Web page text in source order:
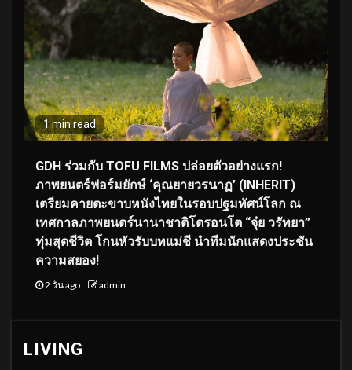
1 min read
GDH ร่วมกับ TOFU FILMS ปล่อยตัวอย่างแรก!
ภาพยนตร์ฟอร์มยักษ์ ‘คุณยายวรนาฏ’ (INHERIT)
เตรียมคายตะขาบหนังไทยในรอบปฐมทัศน์โลก ณ
เทศกาลภาพยนตร์นานาชาติโตรอนโต “จุ๋ย วรัทยา”
ทุ่มสุดชีวิต โกนหัวรับบทแม่ชี นำทีมนักแสดงประชัน
ความสยอง!
2 วัน ago admin
LIVING